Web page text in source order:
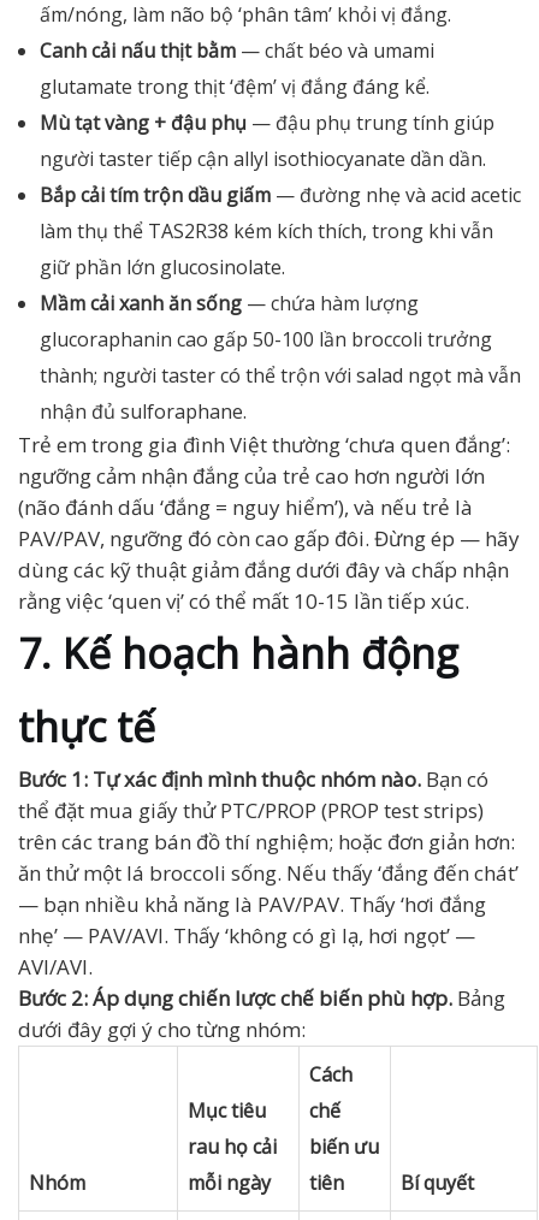
ấm/nóng, làm não bộ ‘phân tâm’ khỏi vị đắng.
Canh cải nấu thịt bằm — chất béo và umami
glutamate trong thịt ‘đệm’ vị đắng đáng kể.
Mù tạt vàng + đậu phụ — đậu phụ trung tính giúp
người taster tiếp cận allyl isothiocyanate dần dần.
Bắp cải tím trộn dầu giấm — đường nhẹ và acid acetic
làm thụ thể TAS2R38 kém kích thích, trong khi vẫn
giữ phần lớn glucosinolate.
Mầm cải xanh ăn sống — chứa hàm lượng
glucoraphanin cao gấp 50-100 lần broccoli trưởng
thành; người taster có thể trộn với salad ngọt mà vẫn
nhận đủ sulforaphane.
Trẻ em trong gia đình Việt thường ‘chưa quen đắng’:
ngưỡng cảm nhận đắng của trẻ cao hơn người lớn
(não đánh dấu ‘đắng = nguy hiểm’), và nếu trẻ là
PAV/PAV, ngưỡng đó còn cao gấp đôi. Đừng ép — hãy
dùng các kỹ thuật giảm đắng dưới đây và chấp nhận
rằng việc ‘quen vị’ có thể mất 10-15 lần tiếp xúc.
7. Kế hoạch hành động
thực tế
Bước 1: Tự xác định mình thuộc nhóm nào. Bạn có
thể đặt mua giấy thử PTC/PROP (PROP test strips)
trên các trang bán đồ thí nghiệm; hoặc đơn giản hơn:
ăn thử một lá broccoli sống. Nếu thấy ‘đắng đến chát’
— bạn nhiều khả năng là PAV/PAV. Thấy ‘hơi đắng
nhẹ’ — PAV/AVI. Thấy ‘không có gì lạ, hơi ngọt’ —
AVI/AVI.
Bước 2: Áp dụng chiến lược chế biến phù hợp. Bảng
dưới đây gợi ý cho từng nhóm:
Nhóm
Mục tiêu
rau họ cải
mỗi ngày
Cách
chế
biến ưu
tiên
Bí quyết